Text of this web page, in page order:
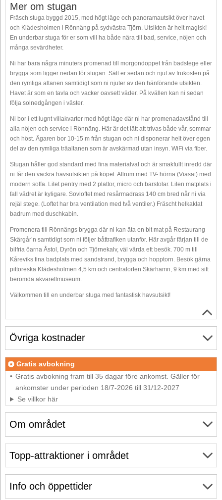
Mer om stugan
Fräsch stuga byggd 2015, med högt läge och panoramautsikt över havet
och Klädesholmen i Rönnäng på sydvästra Tjörn. Utsikten är helt magisk!
En underbar stuga för er som vill ha både nära till bad, service, nöjen och
många sevärdheter.
Ni har bara några minuters promenad till morgondoppet från badstege eller
brygga som ligger nedan för stugan. Sätt er sedan och njut av frukosten på
den rymliga altanen samtidigt som ni njuter av den hänförande utsikten.
Havet är som en tavla och vacker oavsett väder. På kvällen kan ni sedan
följa solnedgången i väster.
Ni bor i ett lugnt villakvarter med högt läge där ni har promenadavstånd till
alla nöjen och service i Rönnäng. Här är det lätt att trivas både vår, sommar
och höst. Ägaren bor 10-15 m från stugan och ni disponerar helt över egen
del av den rymliga träaltanen som är avskärmad utan insyn. WiFi via fiber.
Stugan håller god standard med fina materialval och är smakfullt inredd där
ni får den vackra havsutsikten på köpet. Allrum med TV- hörna (Viasat) med
modern soffa. Litet pentry med 2 plattor, micro och barstolar. Liten matplats i
fall vädret är kyligare. Sovloftet med resårmadrass 140 cm bred når ni via
rejäl stege. (Loftet har bra ventilation med två ventiler.) Fräscht helkaklat
badrum med duschkabin.
Promenera till Rönnängs brygga där ni kan äta en bit mat på Restaurang
Skärgår’n samtidigt som ni följer båttrafiken utanför. Här avgår färjan till de
bilfria öarna Åstol, Dyrön och Tjörnekalv, väl värda ett besök. 700 m till
Kåreviks fina badplats med sandstrand, brygga och hopptorn. Besök gärna
pittoreska Klädesholmen 4,5 km och centralorten Skärhamn, 9 km med sitt
berömda akvarellmuseum.
Välkommen till en underbar stuga med fantastisk havsutsikt!
Om området
Info och öppettider
Övriga kostnader
Gratis avbokning
Gratis avbokning fram till 35 dagar före ankomst. Gäller för
ankomster under perioden 18/7-2026 till 31/12-2027
Se villkor här
Topp-attraktioner i området